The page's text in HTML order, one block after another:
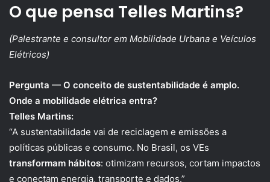
O que pensa Telles Martins?
(Palestrante e consultor em Mobilidade Urbana e Veículos
Elétricos)
Pergunta — O conceito de sustentabilidade é amplo.
Onde a mobilidade elétrica entra?
Telles Martins:
“A sustentabilidade vai de reciclagem e emissões a
políticas públicas e consumo. No Brasil, os VEs
transformam hábitos: otimizam recursos, cortam impactos
e conectam energia, transporte e dados.”